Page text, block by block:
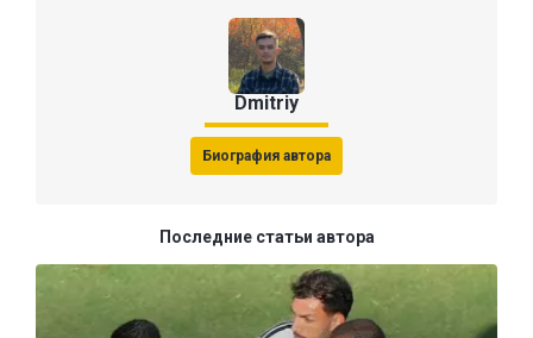
Dmitriy
Биография автора
Последние статьи автора